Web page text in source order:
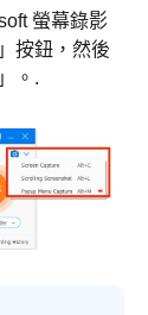
螢幕錄影
按鈕，然後
。.